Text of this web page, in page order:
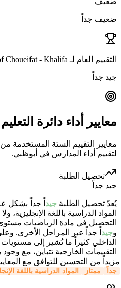
ضعيف جداً
التقييم العام لـ International School of Choueifat - Khalifa
جيد جداً
معايير أداء دائرة
معايير التقييم الستة المستخدمة
لتقييم أداء المدارس في أبوظبي.
تحصيل الطلبة
جيد جداً
يُعدّ تحصيل الطلبة جيد اً جداً بشكل
المواد الدراسية باللغة الإنجليزية،
التحصيل في مادة الرياضيات
وجيد اً جداً عبر المراحل الأخرى.
الداخلي كثيراً ما تُشير إلى
التقييمات الخارجية تتباين، مع
مزيداً من التحسين للتوافق مع
جداً
ممتاز المواد الدراسية باللغة